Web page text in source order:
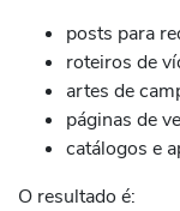
posts para
roteiros de
artes de
páginas de
catálogos e
O resultado é: